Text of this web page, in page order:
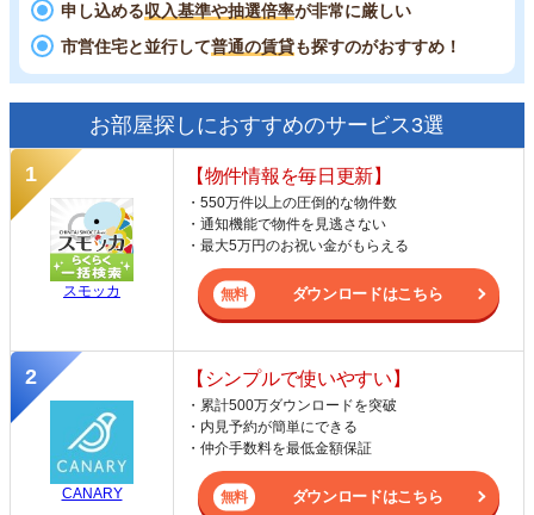
申し込める収入基準や抽選倍率が非常に厳しい
市営住宅と並行して普通の賃貸も探すのがおすすめ！
お部屋探しにおすすめのサービス3選
スモッカ
【物件情報を毎日更新】
・550万件以上の圧倒的な物件数
・通知機能で物件を見逃さない
・最大5万円のお祝い金がもらえる
ダウンロードはこちら
CANARY
【シンプルで使いやすい】
・累計500万ダウンロードを突破
・内見予約が簡単にできる
・仲介手数料を最低金額保証
ダウンロードはこちら